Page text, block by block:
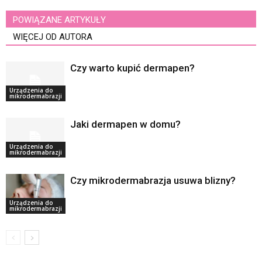
POWIĄZANE ARTYKUŁY
WIĘCEJ OD AUTORA
Urządzenia do
mikrodermabrazji
Czy warto kupić dermapen?
Urządzenia do
mikrodermabrazji
Jaki dermapen w domu?
Urządzenia do
mikrodermabrazji
Czy mikrodermabrazja usuwa blizny?